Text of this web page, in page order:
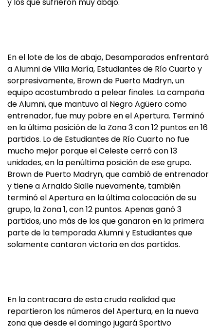
En el lote de los de abajo, Desamparados enfrentará
a Alumni de Villa María, Estudiantes de Río Cuarto y
sorpresivamente, Brown de Puerto Madryn, un
equipo acostumbrado a pelear finales. La campaña
de Alumni, que mantuvo al Negro Agüero como
entrenador, fue muy pobre en el Apertura. Terminó
en la última posición de la Zona 3 con 12 puntos en 16
partidos. Lo de Estudiantes de Río Cuarto no fue
mucho mejor porque el Celeste cerró con 13
unidades, en la penúltima posición de ese grupo.
Brown de Puerto Madryn, que cambió de entrenador
y tiene a Arnaldo Sialle nuevamente, también
terminó el Apertura en la última colocación de su
grupo, la Zona 1, con 12 puntos. Apenas ganó 3
partidos, uno más de los que ganaron en la primera
parte de la temporada Alumni y Estudiantes que
solamente cantaron victoria en dos partidos.
En la contracara de esta cruda realidad que
repartieron los números del Apertura, en la nueva
zona que desde el domingo jugará Sportivo